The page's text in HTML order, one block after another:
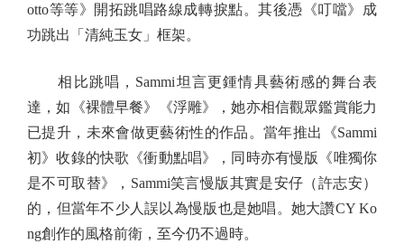
otto等等》開拓跳唱路線成轉捩點。其後憑《叮噹》成
功跳出「清純玉女」框架。
相比跳唱，Sammi坦言更鍾情具藝術感的舞台表
達，如《裸體早餐》《浮雕》，她亦相信觀眾鑑賞能力
已提升，未來會做更藝術性的作品。當年推出《Sammi
初》收錄的快歌《衝動點唱》，同時亦有慢版《唯獨你
是不可取替》，Sammi笑言慢版其實是安仔（許志安）
的，但當年不少人誤以為慢版也是她唱。她大讚CY Ko
ng創作的風格前衛，至今仍不過時。